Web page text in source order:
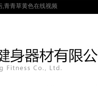
,青青草黄色在线视频